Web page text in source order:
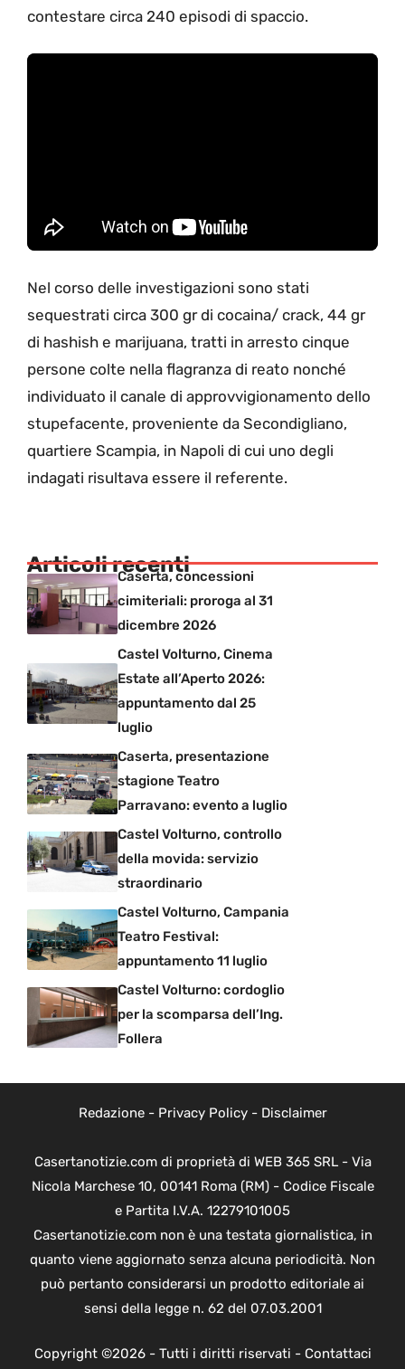
contestare circa 240 episodi di spaccio.
Nel corso delle investigazioni sono stati
sequestrati circa 300 gr di cocaina/ crack, 44 gr
di hashish e marijuana, tratti in arresto cinque
persone colte nella flagranza di reato nonché
individuato il canale di approvvigionamento dello
stupefacente, proveniente da Secondigliano,
quartiere Scampia, in Napoli di cui uno degli
indagati risultava essere il referente.
Articoli recenti
Caserta, concessioni
cimiteriali: proroga al 31
dicembre 2026
Castel Volturno, Cinema
Estate all’Aperto 2026:
appuntamento dal 25
luglio
Caserta, presentazione
stagione Teatro
Parravano: evento a luglio
Castel Volturno, controllo
della movida: servizio
straordinario
Castel Volturno, Campania
Teatro Festival:
appuntamento 11 luglio
Castel Volturno: cordoglio
per la scomparsa dell’Ing.
Follera
Redazione- Privacy Policy- Disclaimer
Casertanotizie.com di proprietà di WEB 365 SRL - Via
Nicola Marchese 10, 00141 Roma (RM) - Codice Fiscale
e Partita I.V.A. 12279101005
Casertanotizie.com non è una testata giornalistica, in
quanto viene aggiornato senza alcuna periodicità. Non
può pertanto considerarsi un prodotto editoriale ai
sensi della legge n. 62 del 07.03.2001
Copyright ©2026 - Tutti i diritti riservati - Contattaci